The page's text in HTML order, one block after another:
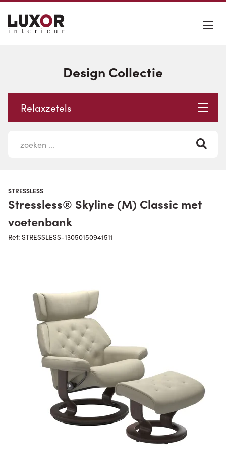
Design Collectie
Relaxzetels
STRESSLESS
Stressless® Skyline (M) Classic met
voetenbank
Ref: STRESSLESS-13050150941511